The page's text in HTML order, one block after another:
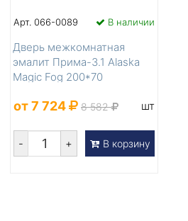
Арт. 066-0089 В наличии
Дверь межкомнатная
эмалит Прима-3.1 Alaska
Magic Fog 200*70
от 7 724 8 582 шт
- + В корзину